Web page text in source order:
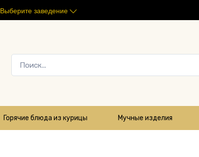
Выберите заведение
Горячие блюда из курицы Мучные изделия